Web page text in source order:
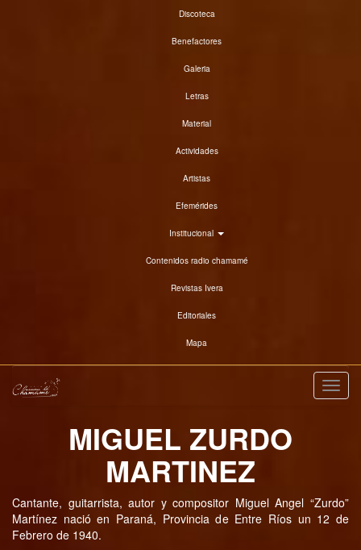
Discoteca
Benefactores
Galeria
Letras
Material
Actividades
Artistas
Efemérides
Institucional
Contenidos radio chamamé
Revistas Ivera
Editoriales
Mapa
MIGUEL ZURDO
MARTINEZ
Cantante, guitarrista, autor y compositor Miguel Angel “Zurdo”
Martínez nació en Paraná, Provincia de Entre Ríos un 12 de
Febrero de 1940.